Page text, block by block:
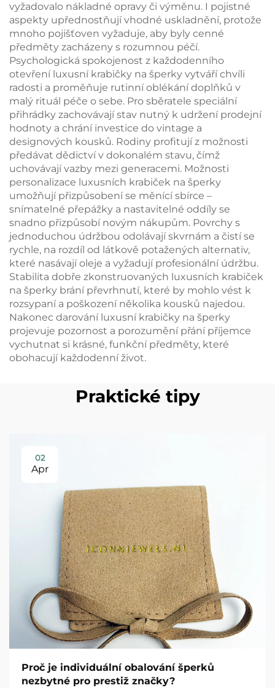
vyžadovalo nákladné opravy či výměnu. I pojistné
aspekty upřednostňují vhodné uskladnění, protože
mnoho pojišťoven vyžaduje, aby byly cenné
předměty zacházeny s rozumnou péčí.
Psychologická spokojenost z každodenního
otevření luxusní krabičky na šperky vytváří chvíli
radosti a proměňuje rutinní oblékání doplňků v
malý rituál péče o sebe. Pro sběratele speciální
přihrádky zachovávají stav nutný k udržení prodejní
hodnoty a chrání investice do vintage a
designových kousků. Rodiny profitují z možnosti
předávat dědictví v dokonalém stavu, čímž
uchovávají vazby mezi generacemi. Možnosti
personalizace luxusních krabiček na šperky
umožňují přizpůsobení se měnící sbírce –
snímatelné přepážky a nastavitelné oddíly se
snadno přizpůsobí novým nákupům. Povrchy s
jednoduchou údržbou odolávají skvrnám a čistí se
rychle, na rozdíl od látkově potažených alternativ,
které nasávají oleje a vyžadují profesionální údržbu.
Stabilita dobře zkonstruovaných luxusních krabiček
na šperky brání převrhnutí, které by mohlo vést k
rozsypaní a poškození několika kousků najedou.
Nakonec darování luxusní krabičky na šperky
projevuje pozornost a porozumění přání příjemce
vychutnat si krásné, funkční předměty, které
obohacují každodenní život.
Praktické tipy
02
Apr
Proč je individuální obalování šperků
nezbytné pro prestiž značky?